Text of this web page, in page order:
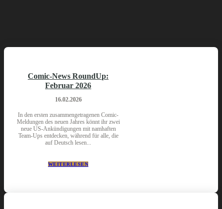
Comic-News RoundUp:
Februar 2026
16.02.2026
In den ersten zusammengetragenen Comic-
Meldungen des neuen Jahres könnt ihr zwei
neue US-Ankündigungen mit namhaften
Team-Ups entdecken, während für alle, die
auf Deutsch lesen...
WEITERLESEN